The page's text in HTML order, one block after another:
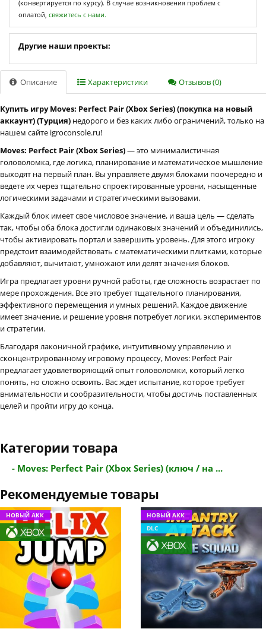
(конвертируется по курсу). В случае возникновения проблем с
оплатой, свяжитесь с нами.
Другие наши проекты:
Описание Характеристики Отзывов (0)
Купить игру Moves: Perfect Pair (Xbox Series) (покупка на новый
аккаунт) (Турция) недорого и без каких либо ограничений, только на
нашем сайте igroconsole.ru!
Moves: Perfect Pair (Xbox Series)— это минималистичная
головоломка, где логика, планирование и математическое мышление
выходят на первый план. Вы управляете двумя блоками поочередно и
ведете их через тщательно спроектированные уровни, насыщенные
логическими задачами и стратегическими вызовами.
Каждый блок имеет свое числовое значение, и ваша цель — сделать
так, чтобы оба блока достигли одинаковых значений и объединились,
чтобы активировать портал и завершить уровень. Для этого игроку
предстоит взаимодействовать с математическими плитками, которые
добавляют, вычитают, умножают или делят значения блоков.
Игра предлагает уровни ручной работы, где сложность возрастает по
мере прохождения. Все это требует тщательного планирования,
эффективного перемещения и умных решений. Каждое движение
имеет значение, и решение уровня потребует логики, экспериментов
и стратегии.
Благодаря лаконичной графике, интуитивному управлению и
сконцентрированному игровому процессу, Moves: Perfect Pair
предлагает удовлетворяющий опыт головоломки, который легко
понять, но сложно освоить. Вас ждет испытание, которое требует
внимательности и сообразительности, чтобы достичь поставленных
целей и пройти игру до конца.
Категории товара
- Moves: Perfect Pair (Xbox Series) (ключ / на ...
Рекомендуемые товары
НОВЫЙ АКК
НОВЫЙ АКК
DLC